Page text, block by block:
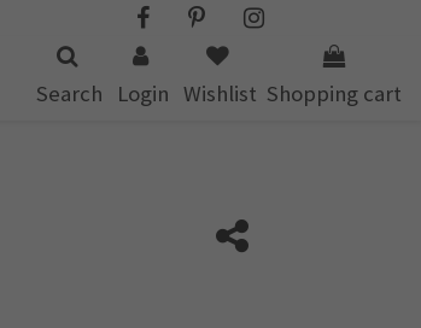
Search Login Wishlist Shopping cart